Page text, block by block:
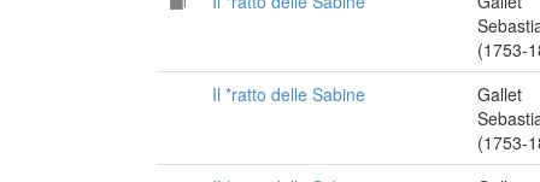
(1753-
Il *ratto delle Sabine
Gallet
(1753-